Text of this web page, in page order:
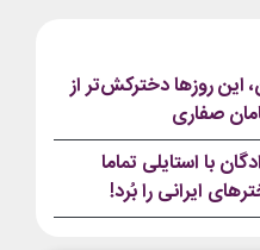
این روزها دخترکش‌تر از
صفاری
با استایلی تماما
ایرانی را بُرد!